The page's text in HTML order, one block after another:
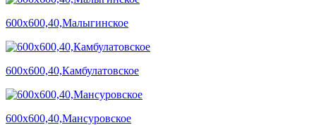
600х600,40,Малыгинское
600х600,40,Камбулатовское
600х600,40,Мансуровское